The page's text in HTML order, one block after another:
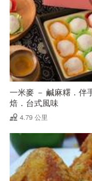
一米麥 － 鹹麻糬．伴
焙．台式風味
4.79 公里